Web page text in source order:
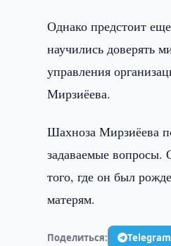
Однако предстоит
научились доверять
управления
Мирзиёева.
Шахноза Мирзиёева
задаваемые вопросы.
того, где он был
матерям.
Поделиться: Telegram